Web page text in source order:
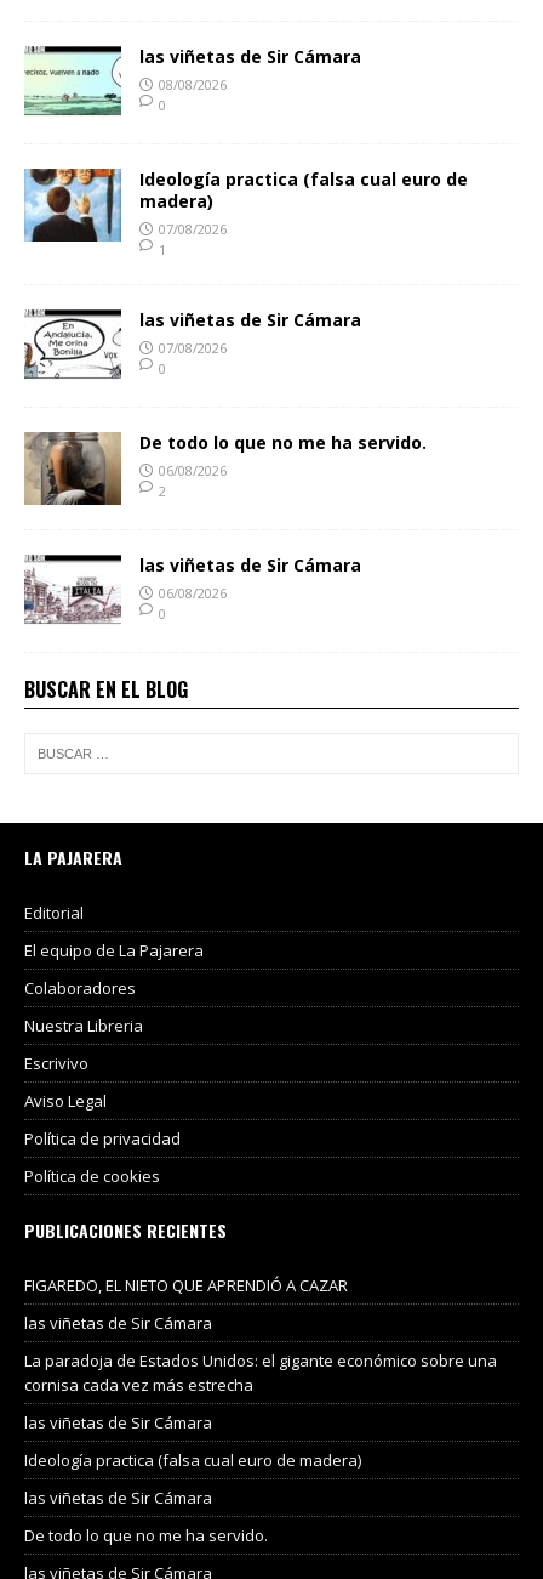
las viñetas de Sir Cámara
08/08/2026
0
Ideología practica (falsa cual euro de
madera)
07/08/2026
1
las viñetas de Sir Cámara
07/08/2026
0
De todo lo que no me ha servido.
06/08/2026
2
las viñetas de Sir Cámara
06/08/2026
0
BUSCAR EN EL BLOG
LA PAJARERA
Editorial
El equipo de La Pajarera
Colaboradores
Nuestra Libreria
Escrivivo
Aviso Legal
Política de privacidad
Política de cookies
PUBLICACIONES RECIENTES
FIGAREDO, EL NIETO QUE APRENDIÓ A CAZAR
las viñetas de Sir Cámara
La paradoja de Estados Unidos: el gigante económico sobre una
cornisa cada vez más estrecha
las viñetas de Sir Cámara
Ideología practica (falsa cual euro de madera)
las viñetas de Sir Cámara
De todo lo que no me ha servido.
las viñetas de Sir Cámara